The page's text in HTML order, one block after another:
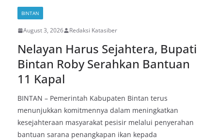
BINTAN
August 3, 2026 Redaksi Katasiber
Nelayan Harus Sejahtera, Bupati
Bintan Roby Serahkan Bantuan
11 Kapal
BINTAN – Pemerintah Kabupaten Bintan terus
menunjukkan komitmennya dalam meningkatkan
kesejahteraan masyarakat pesisir melalui penyerahan
bantuan sarana penangkapan ikan kepada